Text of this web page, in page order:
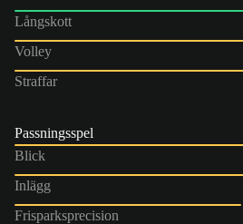
Långskott
Volley
Straffar
Passningsspel
Blick
Inlägg
Frisparksprecision